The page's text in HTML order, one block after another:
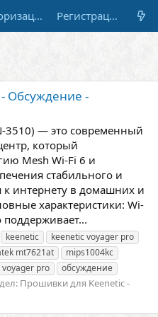
Авторизация Регистрация
Обсуждение -
3510) — это современный
который
Mesh Wi-Fi 6 и
стабильного и
интернету в домашних и
характеристики: Wi-
поддерживает...
keenetic
keenetic voyager pro
mt7621at
mips1004kc
voyager pro
обсуждение
Прошивки для Keenetic -